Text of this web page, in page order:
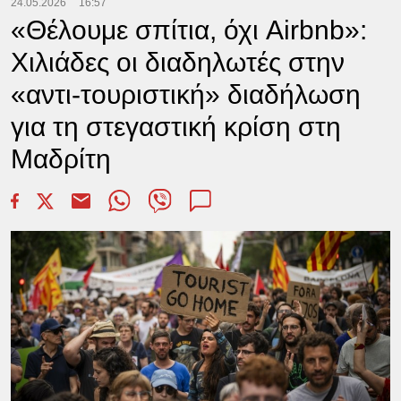
24.05.2026 16:57
«Θέλουμε σπίτια, όχι Airbnb»:
Χιλιάδες οι διαδηλωτές στην
«αντι-τουριστική» διαδήλωση
για τη στεγαστική κρίση στη
Μαδρίτη